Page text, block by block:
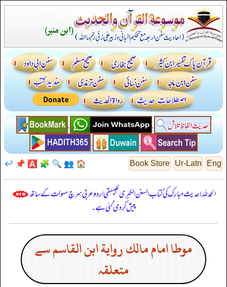
Eng
Ur-Latn
Book Store
🏠
👥
🔍
🧩
🅰️
📌
↩️
الحمدللہ! حدیث مبارک کی کتاب السنن الكبرى للبيهقي اردو عربی سرچ سہولت کے ساتھ
پیش کر دی گئی ہے۔
موطا امام مالك رواية ابن القاسم سے
متعلقہ